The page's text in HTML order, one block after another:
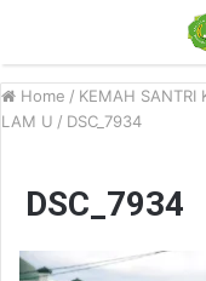
Home / KEMAH SANTRI
LAM U / DSC_7934
DSC_7934